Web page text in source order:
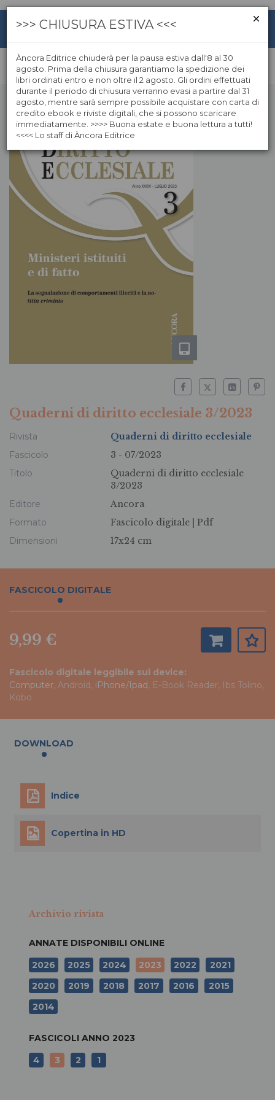
Quaderni di diritto ecclesiale 3/2023
Rivista
Quaderni di diritto ecclesiale
Fascicolo
3 - 07/2023
Titolo
Quaderni di diritto ecclesiale
3/2023
Editore
Ancora
Formato
Fascicolo digitale | Pdf
Dimensioni
17x24 cm
FASCICOLO DIGITALE
9,99 €
Fascicolo digitale leggibile sui device:
Computer, Android, iPhone/Ipad, E-Book Reader, Ibs Tolino,
Kobo
DOWNLOAD
Indice
Copertina in HD
Archivio rivista
ANNATE DISPONIBILI ONLINE
2026
2025 2024 2023 2022
2021
2020
2019 2018 2017 2016
2015
2014
FASCICOLI ANNO 2023
4
3 2 1
>>> CHIUSURA ESTIVA <<<
Àncora Editrice chiuderà per la pausa estiva dall'8 al 30
agosto. Prima della chiusura garantiamo la spedizione dei
libri ordinati entro e non oltre il 2 agosto. Gli ordini effettuati
durante il periodo di chiusura verranno evasi a partire dal 31
agosto, mentre sarà sempre possibile acquistare con carta di
credito ebook e riviste digitali, che si possono scaricare
immediatamente. >>>> Buona estate e buona lettura a tutti!
<<<< Lo staff di Àncora Editrice